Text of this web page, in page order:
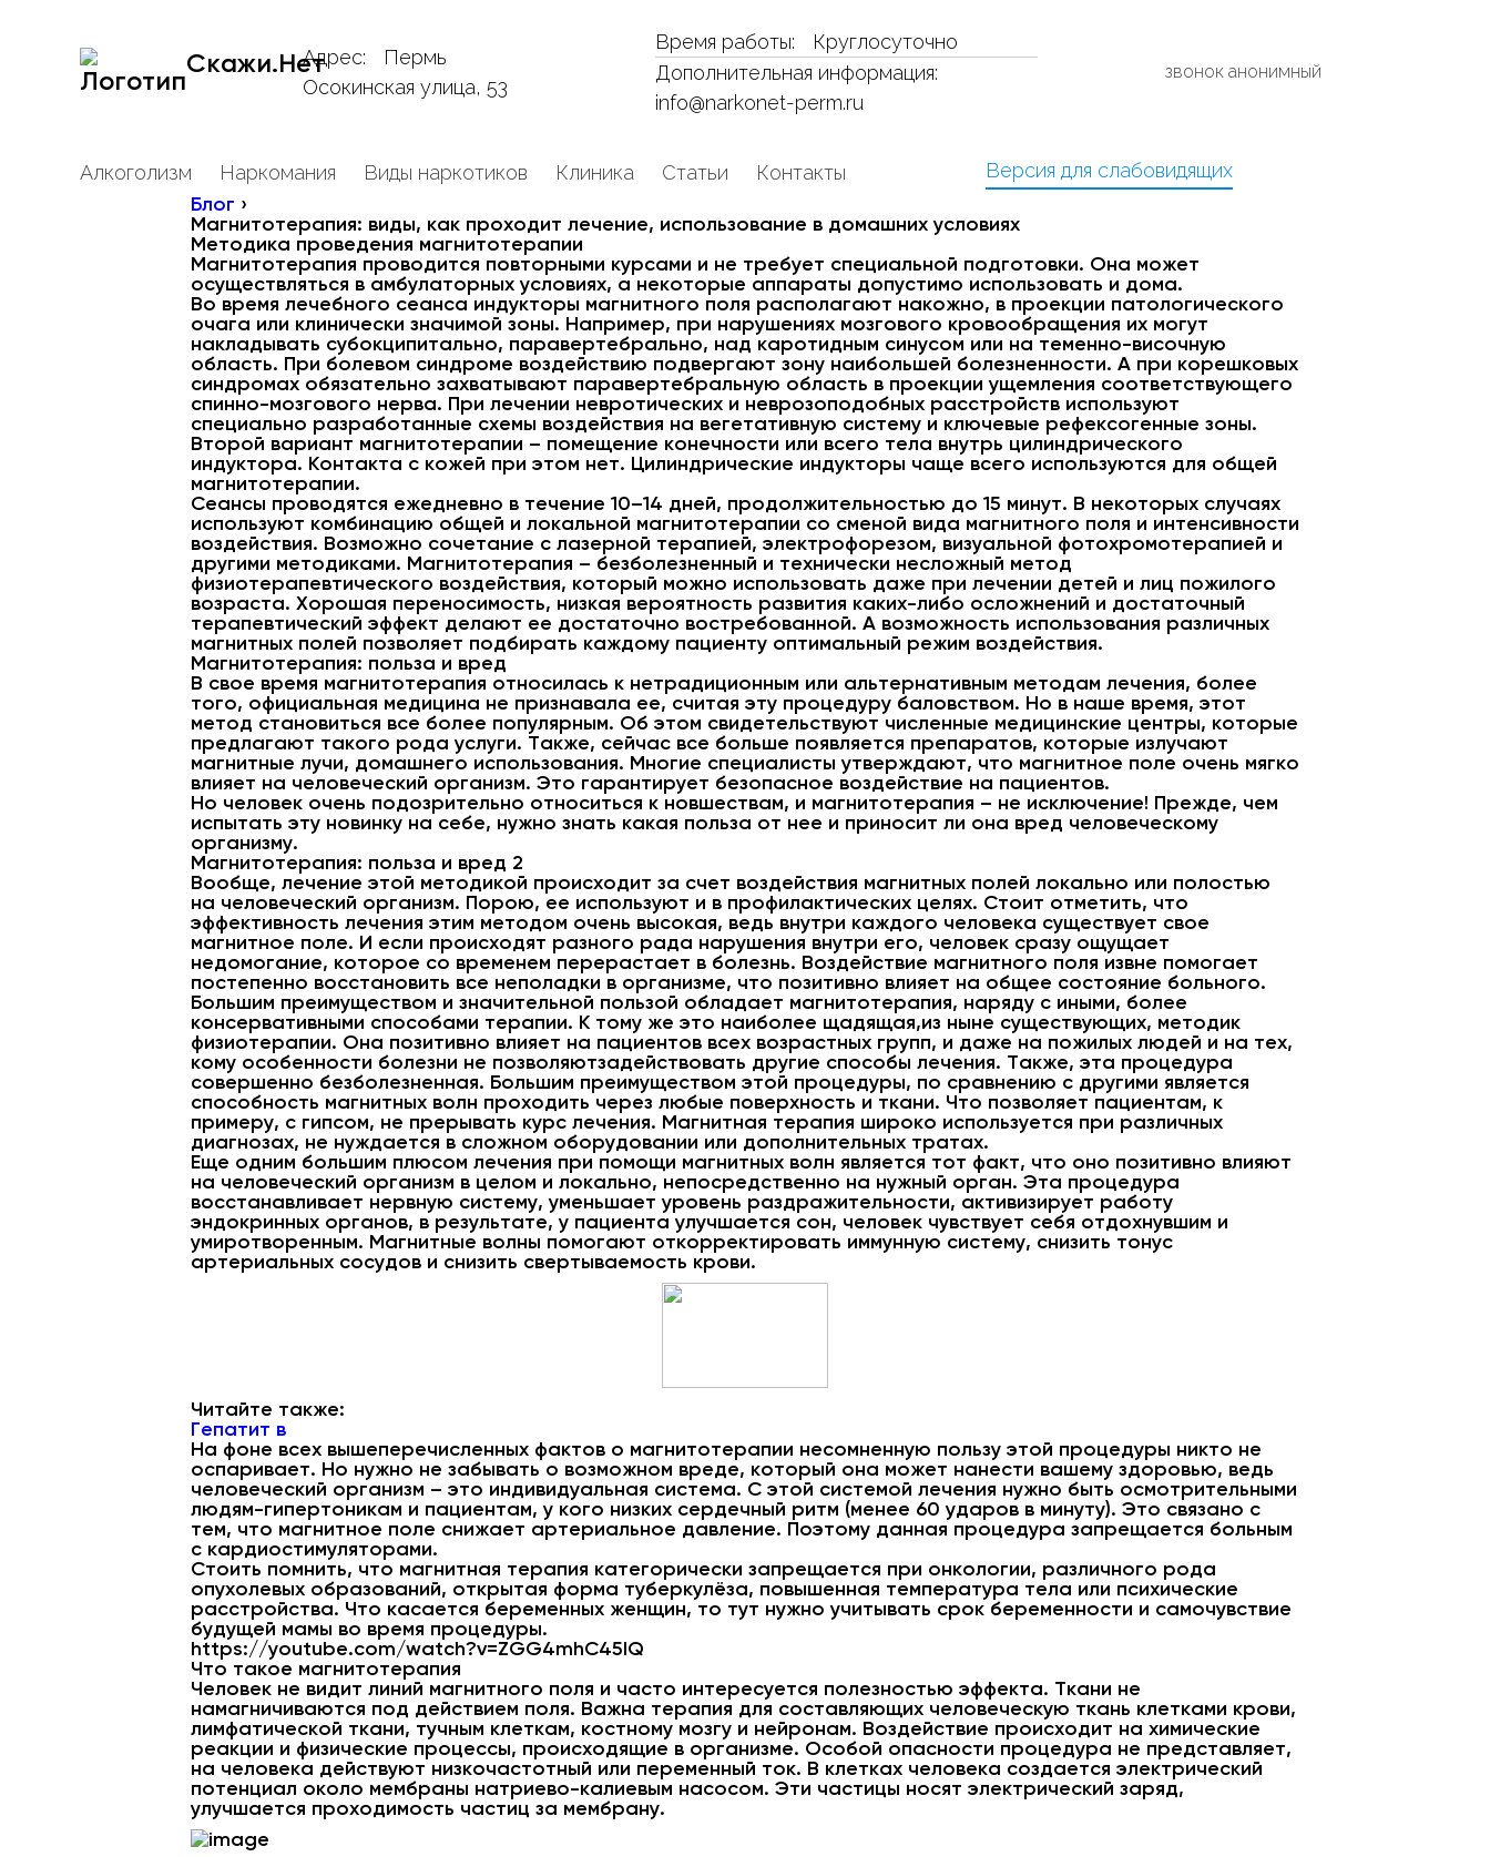
Скажи.НетАдрес:
Пермь
Осокинская улица, 53
Время работы:
Круглосуточно
Дополнительная информация:
info@narkonet-perm.ru
звонок анонимный
Алкоголизм Наркомания Виды наркотиков Клиника Статьи Контакты Версия для слабовидящих
Блог ›
Магнитотерапия: виды, как проходит лечение, использование в домашних условиях
Методика проведения магнитотерапии
Магнитотерапия проводится повторными курсами и не требует специальной подготовки. Она может
осуществляться в амбулаторных условиях, а некоторые аппараты допустимо использовать и дома.
Во время лечебного сеанса индукторы магнитного поля располагают накожно, в проекции патологического
очага или клинически значимой зоны. Например, при нарушениях мозгового кровообращения их могут
накладывать субокципитально, паравертебрально, над каротидным синусом или на теменно-височную
область. При болевом синдроме воздействию подвергают зону наибольшей болезненности. А при корешковых
синдромах обязательно захватывают паравертебральную область в проекции ущемления соответствующего
спинно-мозгового нерва. При лечении невротических и неврозоподобных расстройств используют
специально разработанные схемы воздействия на вегетативную систему и ключевые рефексогенные зоны.
Второй вариант магнитотерапии – помещение конечности или всего тела внутрь цилиндрического
индуктора. Контакта с кожей при этом нет. Цилиндрические индукторы чаще всего используются для общей
магнитотерапии.
Сеансы проводятся ежедневно в течение 10–14 дней, продолжительностью до 15 минут. В некоторых случаях
используют комбинацию общей и локальной магнитотерапии со сменой вида магнитного поля и интенсивности
воздействия. Возможно сочетание с лазерной терапией, электрофорезом, визуальной фотохромотерапией и
другими методиками. Магнитотерапия – безболезненный и технически несложный метод
физиотерапевтического воздействия, который можно использовать даже при лечении детей и лиц пожилого
возраста. Хорошая переносимость, низкая вероятность развития каких-либо осложнений и достаточный
терапевтический эффект делают ее достаточно востребованной. А возможность использования различных
магнитных полей позволяет подбирать каждому пациенту оптимальный режим воздействия.
Магнитотерапия: польза и вред
В свое время магнитотерапия относилась к нетрадиционным или альтернативным методам лечения, более
того, официальная медицина не признавала ее, считая эту процедуру баловством. Но в наше время, этот
метод становиться все более популярным. Об этом свидетельствуют численные медицинские центры, которые
предлагают такого рода услуги. Также, сейчас все больше появляется препаратов, которые излучают
магнитные лучи, домашнего использования. Многие специалисты утверждают, что магнитное поле очень мягко
влияет на человеческий организм. Это гарантирует безопасное воздействие на пациентов.
Но человек очень подозрительно относиться к новшествам, и магнитотерапия – не исключение! Прежде, чем
испытать эту новинку на себе, нужно знать какая польза от нее и приносит ли она вред человеческому
организму.
Магнитотерапия: польза и вред 2
Вообще, лечение этой методикой происходит за счет воздействия магнитных полей локально или полостью
на человеческий организм. Порою, ее используют и в профилактических целях. Стоит отметить, что
эффективность лечения этим методом очень высокая, ведь внутри каждого человека существует свое
магнитное поле. И если происходят разного рада нарушения внутри его, человек сразу ощущает
недомогание, которое со временем перерастает в болезнь. Воздействие магнитного поля извне помогает
постепенно восстановить все неполадки в организме, что позитивно влияет на общее состояние больного.
Большим преимуществом и значительной пользой обладает магнитотерапия, наряду с иными, более
консервативными способами терапии. К тому же это наиболее щадящая,из ныне существующих, методик
физиотерапии. Она позитивно влияет на пациентов всех возрастных групп, и даже на пожилых людей и на тех,
кому особенности болезни не позволяютзадействовать другие способы лечения. Также, эта процедура
совершенно безболезненная. Большим преимуществом этой процедуры, по сравнению с другими является
способность магнитных волн проходить через любые поверхность и ткани. Что позволяет пациентам, к
примеру, с гипсом, не прерывать курс лечения. Магнитная терапия широко используется при различных
диагнозах, не нуждается в сложном оборудовании или дополнительных тратах.
Еще одним большим плюсом лечения при помощи магнитных волн является тот факт, что оно позитивно влияют
на человеческий организм в целом и локально, непосредственно на нужный орган. Эта процедура
восстанавливает нервную систему, уменьшает уровень раздражительности, активизирует работу
эндокринных органов, в результате, у пациента улучшается сон, человек чувствует себя отдохнувшим и
умиротворенным. Магнитные волны помогают откорректировать иммунную систему, снизить тонус
артериальных сосудов и снизить свертываемость крови.
Читайте также:
Гепатит в
На фоне всех вышеперечисленных фактов о магнитотерапии несомненную пользу этой процедуры никто не
оспаривает. Но нужно не забывать о возможном вреде, который она может нанести вашему здоровью, ведь
человеческий организм – это индивидуальная система. С этой системой лечения нужно быть осмотрительными
людям-гипертоникам и пациентам, у кого низких сердечный ритм (менее 60 ударов в минуту). Это связано с
тем, что магнитное поле снижает артериальное давление. Поэтому данная процедура запрещается больным
с кардиостимуляторами.
Стоить помнить, что магнитная терапия категорически запрещается при онкологии, различного рода
опухолевых образований, открытая форма туберкулёза, повышенная температура тела или психические
расстройства. Что касается беременных женщин, то тут нужно учитывать срок беременности и самочувствие
будущей мамы во время процедуры.
https://youtube.com/watch?v=ZGG4mhC45IQ
Что такое магнитотерапия
Человек не видит линий магнитного поля и часто интересуется полезностью эффекта. Ткани не
намагничиваются под действием поля. Важна терапия для составляющих человеческую ткань клетками крови,
лимфатической ткани, тучным клеткам, костному мозгу и нейронам. Воздействие происходит на химические
реакции и физические процессы, происходящие в организме. Особой опасности процедура не представляет,
на человека действуют низкочастотный или переменный ток. В клетках человека создается электрический
потенциал около мембраны натриево-калиевым насосом. Эти частицы носят электрический заряд,
улучшается проходимость частиц за мембрану.